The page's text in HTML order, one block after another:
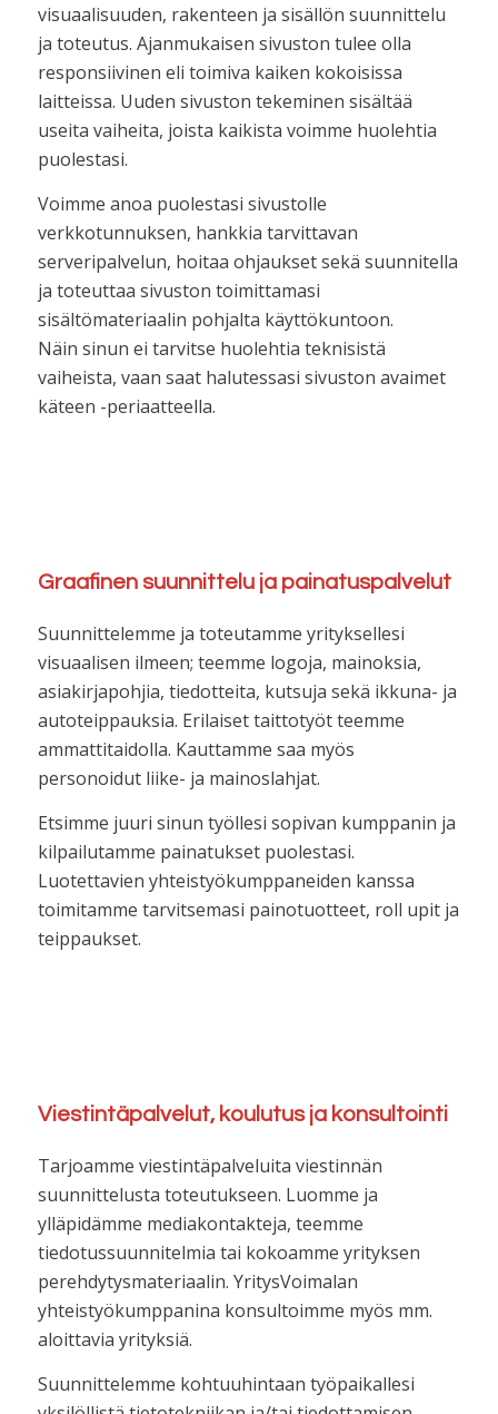
visuaalisuuden, rakenteen ja sisällön suunnittelu
ja toteutus. Ajanmukaisen sivuston tulee olla
responsiivinen eli toimiva kaiken kokoisissa
laitteissa. Uuden sivuston tekeminen sisältää
useita vaiheita, joista kaikista voimme huolehtia
puolestasi.
Voimme anoa puolestasi sivustolle
verkkotunnuksen, hankkia tarvittavan
serveripalvelun, hoitaa ohjaukset sekä suunnitella
ja toteuttaa sivuston toimittamasi
sisältömateriaalin pohjalta käyttökuntoon.
Näin sinun ei tarvitse huolehtia teknisistä
vaiheista, vaan saat halutessasi sivuston avaimet
käteen -periaatteella.
Graafinen suunnittelu ja painatuspalvelut
Suunnittelemme ja toteutamme yrityksellesi
visuaalisen ilmeen; teemme logoja, mainoksia,
asiakirjapohjia, tiedotteita, kutsuja sekä ikkuna- ja
autoteippauksia. Erilaiset taittotyöt teemme
ammattitaidolla. Kauttamme saa myös
personoidut liike- ja mainoslahjat.
Etsimme juuri sinun työllesi sopivan kumppanin ja
kilpailutamme painatukset puolestasi.
Luotettavien yhteistyökumppaneiden kanssa
toimitamme tarvitsemasi painotuotteet, roll upit ja
teippaukset.
Viestintäpalvelut, koulutus ja konsultointi
Tarjoamme viestintäpalveluita viestinnän
suunnittelusta toteutukseen. Luomme ja
ylläpidämme mediakontakteja, teemme
tiedotussuunnitelmia tai kokoamme yrityksen
perehdytysmateriaalin. YritysVoimalan
yhteistyökumppanina konsultoimme myös mm.
aloittavia yrityksiä.
Suunnittelemme kohtuuhintaan työpaikallesi